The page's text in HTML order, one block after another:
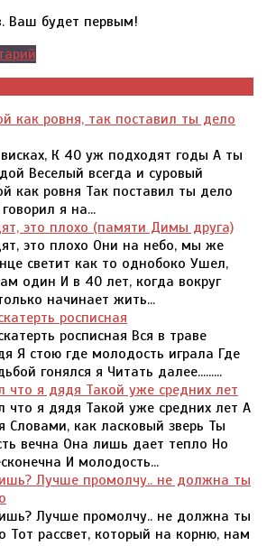
Ваш будет первым!
как ровня, так поставил ты дело
К 40 уж подходят годы А ты
Веселый всегда и суровый
как ровня Так поставил ты дело
я на...
это плохо (памяти Димы друга)
это плохо Они на небо, мы же
светит как то однобоко Ушел,
один И в 40 лет, когда вокруг
начинает жить...
росписная
росписная Вся в траве
Я стою где молодость играла Где
гонялся я Читать далее.........
что я дядя Такой уже средних лет
что я дядя Такой уже средних лет А
Словами, как ласковый зверь Ты
вечна Она лишь дает тепло Но
И молодость...
Лучше промолчу.. не должна ты
Лучше промолчу.. не должна ты
Тот рассвет, который на корню, нам